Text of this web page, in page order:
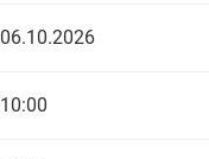
06.10.2026
10:00